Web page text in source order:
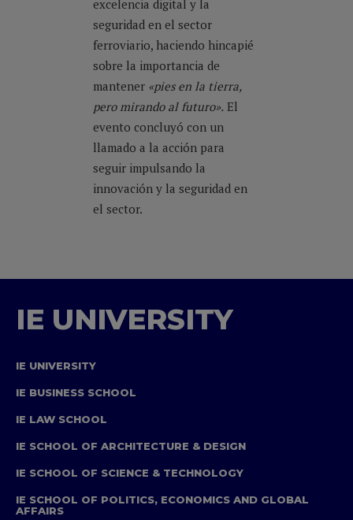
excelencia digital y la
seguridad en el sector
ferroviario, haciendo hincapié
sobre la importancia de
mantener «pies en la tierra,
pero mirando al futuro». El
evento concluyó con un
llamado a la acción para
seguir impulsando la
innovación y la seguridad en
el sector.
IE UNIVERSITY
IE UNIVERSITY
IE BUSINESS SCHOOL
IE LAW SCHOOL
IE SCHOOL OF ARCHITECTURE & DESIGN
IE SCHOOL OF SCIENCE & TECHNOLOGY
IE SCHOOL OF POLITICS, ECONOMICS AND GLOBAL
AFFAIRS